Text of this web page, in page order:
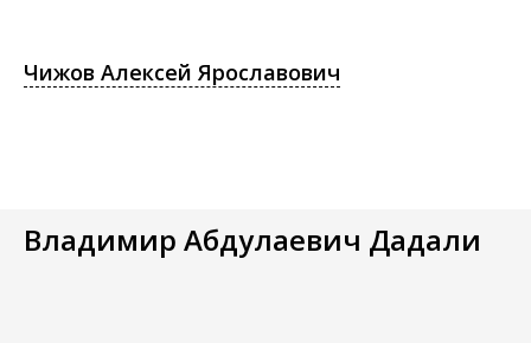
Чижов Алексей Ярославович
Владимир Абдулаевич Дадали